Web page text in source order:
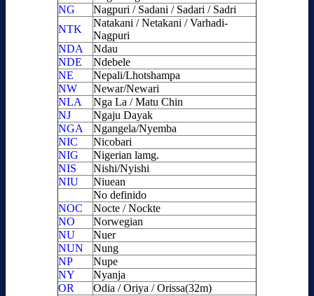
NG
Nagpuri / Sadani / Sadari / Sadri
NTK
Natakani / Netakani / Varhadi-
Nagpuri
NDA
Ndau
NDE
Ndebele
NE
Nepali/Lhotshampa
NW
Newar/Newari
NLA
Nga La / Matu Chin
NJ
Ngaju Dayak
NGA
Ngangela/Nyemba
NIC
Nicobari
NIG
Nigerian lamg.
NIS
Nishi/Nyishi
NIU
Niuean
No definido
NOC
Nocte / Nockte
NO
Norwegian
NU
Nuer
NUN
Nung
NP
Nupe
NY
Nyanja
OR
Odia / Oriya / Orissa(32m)